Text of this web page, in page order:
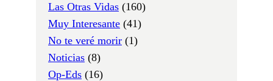
Las Otras Vidas (160)
Muy Interesante (41)
No te veré morir (1)
Noticias (8)
Op-Eds (16)